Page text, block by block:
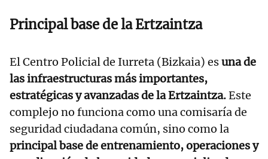
Principal base de la Ertzaintza
El Centro Policial de Iurreta (Bizkaia) esuna de
las infraestructuras más importantes,
estratégicas y avanzadas de la Ertzaintza.Este
complejo no funciona como una comisaría de
seguridad ciudadana común, sino como la
principal base de entrenamiento, operaciones y